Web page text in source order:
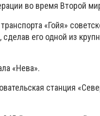
во время Второй
«Гойя»
его одной из
«Нева».
станция